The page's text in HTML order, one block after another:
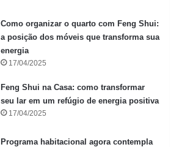
Como organizar o quarto com Feng Shui:
a posição dos móveis que transforma sua
energia
17/04/2025
Feng Shui na Casa: como transformar
seu lar em um refúgio de energia positiva
17/04/2025
Programa habitacional agora contempla